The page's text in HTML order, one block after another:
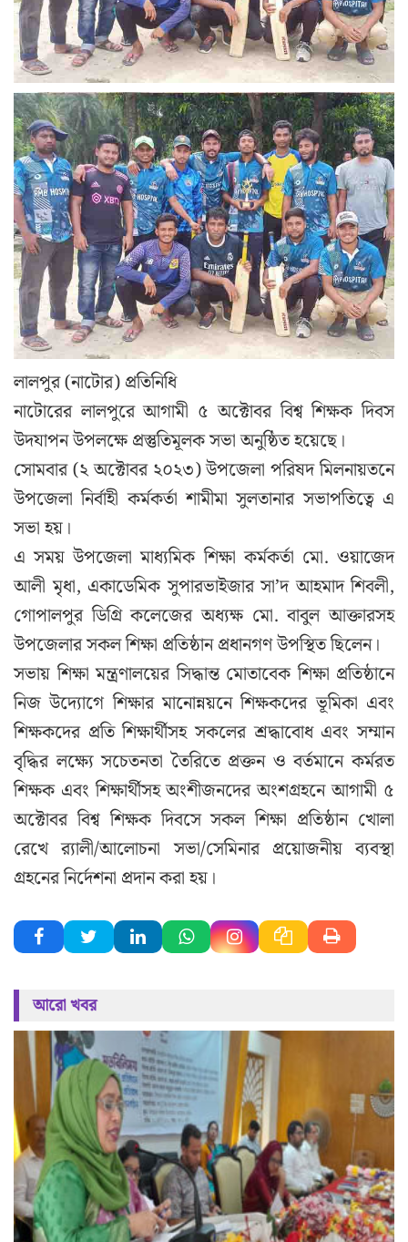
লালপুর (নাটোর) প্রতিনিধি
নাটোরের লালপুরে আগামী ৫ অক্টোবর বিশ্ব শিক্ষক দিবস
উদযাপন উপলক্ষে প্রস্তুতিমূলক সভা অনুষ্ঠিত হয়েছে।
সোমবার (২ অক্টোবর ২০২৩) উপজেলা পরিষদ মিলনায়তনে
উপজেলা নির্বাহী কর্মকর্তা শামীমা সুলতানার সভাপতিত্বে এ
সভা হয়।
এ সময় উপজেলা মাধ্যমিক শিক্ষা কর্মকর্তা মো. ওয়াজেদ
আলী মৃধা, একাডেমিক সুপারভাইজার সা’দ আহমাদ শিবলী,
গোপালপুর ডিগ্রি কলেজের অধ্যক্ষ মো. বাবুল আক্তারসহ
উপজেলার সকল শিক্ষা প্রতিষ্ঠান প্রধানগণ উপস্থিত ছিলেন।
সভায় শিক্ষা মন্ত্রণালয়ের সিদ্ধান্ত মোতাবেক শিক্ষা প্রতিষ্ঠানে
নিজ উদ্যোগে শিক্ষার মানোন্নয়নে শিক্ষকদের ভূমিকা এবং
শিক্ষকদের প্রতি শিক্ষার্থীসহ সকলের শ্রদ্ধাবোধ এবং সম্মান
বৃদ্ধির লক্ষ্যে সচেতনতা তৈরিতে প্রক্তন ও বর্তমানে কর্মরত
শিক্ষক এবং শিক্ষার্থীসহ অংশীজনদের অংশগ্রহনে আগামী ৫
অক্টোবর বিশ্ব শিক্ষক দিবসে সকল শিক্ষা প্রতিষ্ঠান খোলা
রেখে র‌্যালী/আলোচনা সভা/সেমিনার প্রয়োজনীয় ব্যবস্থা
গ্রহনের নির্দেশনা প্রদান করা হয়।
আরো খবর